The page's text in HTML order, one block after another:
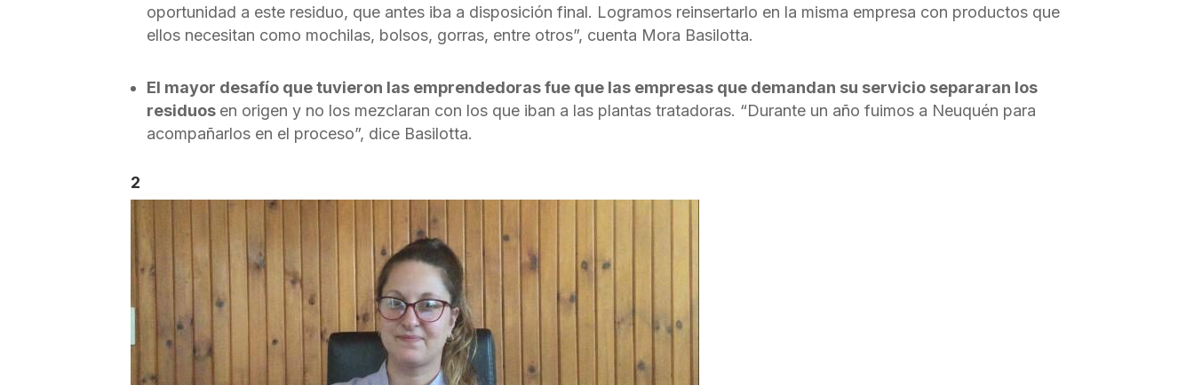
oportunidad a este residuo, que antes iba a disposición final. Logramos reinsertarlo en la misma empresa con productos que
ellos necesitan como mochilas, bolsos, gorras, entre otros”, cuenta Mora Basilotta.
El mayor desafío que tuvieron las emprendedoras fue que las empresas que demandan su servicio separaran los
residuos en origen y no los mezclaran con los que iban a las plantas tratadoras. “Durante un año fuimos a Neuquén para
acompañarlos en el proceso”, dice Basilotta.
2